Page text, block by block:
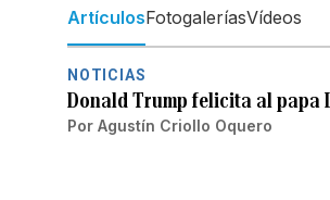
ArtículosFotogaleríasVídeos
NOTICIAS
Donald Trump felicita al papa
Por Agustín Criollo Oquero